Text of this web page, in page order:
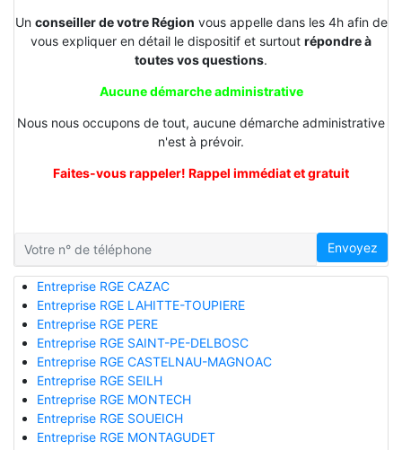
Un conseiller de votre Région vous appelle dans les 4h afin de
vous expliquer en détail le dispositif et surtout répondre à
toutes vos questions.
Aucune démarche administrative
Nous nous occupons de tout, aucune démarche administrative
n'est à prévoir.
Faites-vous rappeler! Rappel immédiat et gratuit
Envoyez
Entreprise RGE CAZAC
Entreprise RGE LAHITTE-TOUPIERE
Entreprise RGE PERE
Entreprise RGE SAINT-PE-DELBOSC
Entreprise RGE CASTELNAU-MAGNOAC
Entreprise RGE SEILH
Entreprise RGE MONTECH
Entreprise RGE SOUEICH
Entreprise RGE MONTAGUDET